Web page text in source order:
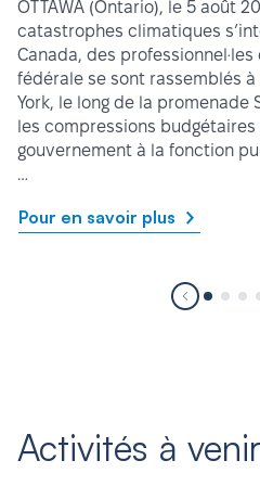
OTTAWA (Ontario), le 5 août
catastrophes climatiques
Canada, des
fédérale se sont rassemblés à
York, le long de la promenade
les compressions
gouvernement à la fonction
…
Pour en savoir plus
Activités à venir